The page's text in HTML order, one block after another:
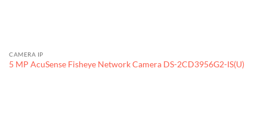
CAMERA IP
5 MP AcuSense Fisheye Network Camera DS-2CD3956G2-IS(U)